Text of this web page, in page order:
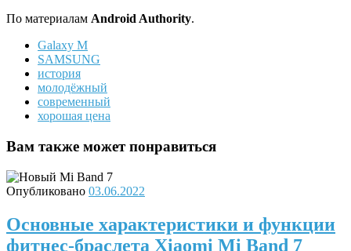
По материалам Android Authority.
Galaxy M
SAMSUNG
история
молодёжный
современный
хорошая цена
Вам также может понравиться
Опубликовано 03.06.2022
Основные характеристики и функции
фитнес-браслета Xiaomi Mi Band 7